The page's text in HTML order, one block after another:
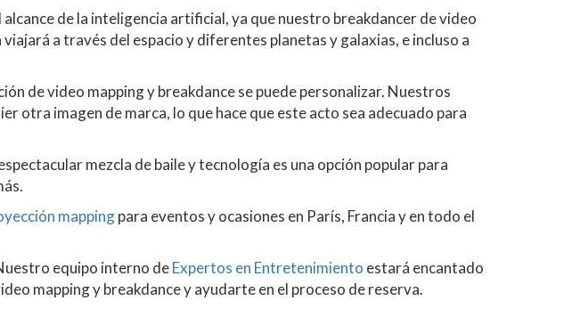
de la inteligencia artificial, ya que nuestro breakdancer de video
a través del espacio y diferentes planetas y galaxias, e incluso a
de video mapping y breakdance se puede personalizar. Nuestros
otra imagen de marca, lo que hace que este acto sea adecuado para
mezcla de baile y tecnología es una opción popular para
mappingpara eventos y ocasiones en París, Francia y en todo el
equipo interno deExpertos en Entretenimiento estará encantado
mapping y breakdance y ayudarte en el proceso de reserva.